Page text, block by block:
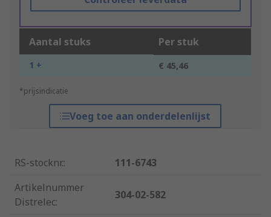
Aantal stuks Per stuk
1 + € 45,46
*prijsindicatie
Voeg toe aan onderdelenlijst
RS-stocknr.:
111-6743
Artikelnummer
Distrelec:
304-02-582